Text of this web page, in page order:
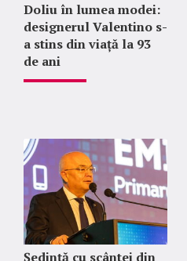
Doliu în lumea modei:
designerul Valentino s-
a stins din viață la 93
de ani
Ședință cu scântei din